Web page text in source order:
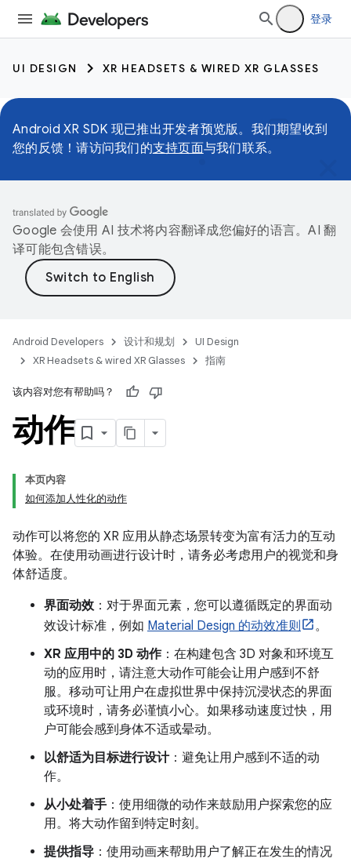
登录
UI DESIGN XR HEADSETS & WIRED XR GLASSES
Android XR SDK 现已推出开发者预览版。我们期望收到
您的反馈！请访问我们的支持页面与我们联系。
Google 会使用 AI 技术将内容翻译成您偏好的语言。AI 翻
译可能包含错误。
Android Developers 设计和规划
UI Design
XR Headsets & wired XR Glasses
指南
该内容对您有帮助吗？
动作
本页内容
如何添加人性化的动作
动作可以将您的 XR 应用从静态场景转变为富有活力的互动
体验。在使用动画进行设计时，请务必考虑用户的视觉和身
体舒适度。
界面动效：对于界面元素，您可以遵循既定的界面动
效设计标准，例如 Material Design 的动效准则
。
XR 应用中的 3D 动作：在构建包含 3D 对象和环境互
动的应用时，请注意大动作可能会让用户感到不舒
服。移动可让用户在虚拟世界中保持沉浸状态的界面
或环境时，请务必谨慎小心。如果移动速度过快，用
户可能会感到身体不适或晕动。
以舒适为目标进行设计：避免让用户感到不适的动
作。
从小处着手 ：使用细微的动作来鼓励用户探索您的应
用。将大动作留到特定时刻。
提供指导 ：使用动画来帮助用户了解正在发生的情况